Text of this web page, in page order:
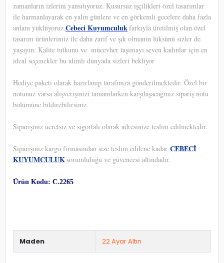
zamanların izlerini yansıtıyoruz. Kusursuz işçilikleri özel tasarımlar
ile harmanlayarak en yalın günlere ve en görkemli gecelere daha fazla
anlam yüklüyoruz.Cebeci Kuyumculukfarkıyla üretilmiş olan özel
tasarım ürünlerimiz ile daha zarif ve şık olmanın lüksünü sizler de
yaşayın. Kalite tutkunu ve mücevher taşımayı seven kadınlar için en
ideal seçenekler bu alımlı dünyada sizleri bekliyor
Hediye paketi olarak hazırlanıp tarafınıza gönderilmektedir. Özel bir
notunuz varsa alışverişinizi tamamlarken karşılaşacağınız sipariş notu
bölümüne bildirebilirsiniz.
Siparişiniz ücretsiz ve sigortalı olarak adresinize teslim edilmektedir.
Siparişiniz kargo firmasından size teslim edilene kadar CEBECİ
KUYUMCULUKsorumluluğu ve güvencesi altındadır.
Ürün Kodu: C.2265
Maden 22 Ayar Altın